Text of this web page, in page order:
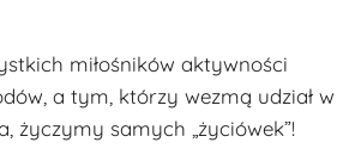
miłośników aktywności
a tym, którzy wezmą udział w
życzymy samych „życiówek”!